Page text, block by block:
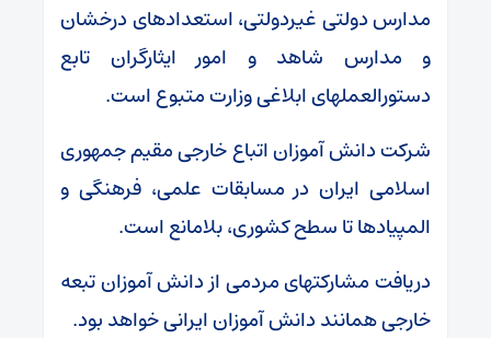
مدارس دولتی غیردولتی، استعدادهای درخشان
و مدارس شاهد و امور ایثارگران تابع
دستورالعملهای ابلاغی وزارت متبوع است.
شرکت دانش آموزان اتباع خارجی مقیم جمهوری
اسلامی ایران در مسابقات علمی، فرهنگی و
المپیادها تا سطح کشوری، بلامانع است.
دریافت مشارکتهای مردمی از دانش آموزان تبعه
خارجی همانند دانش آموزان ایرانی خواهد بود.